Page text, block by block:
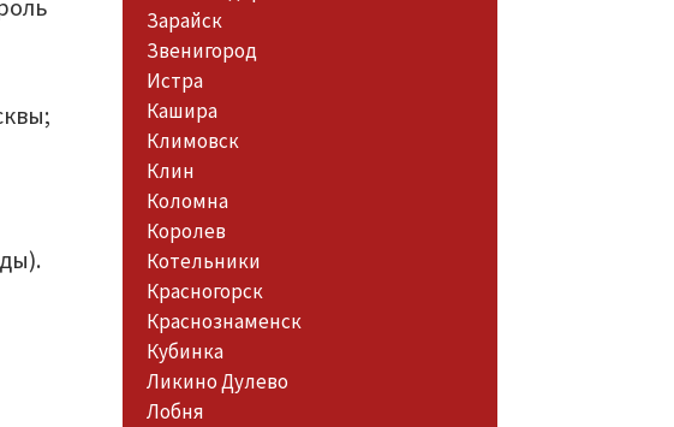
Зарайск
Звенигород
Истра
Кашира
Климовск
Клин
Коломна
Королев
Котельники
Красногорск
Краснознаменск
Кубинка
Ликино Дулево
Лобня